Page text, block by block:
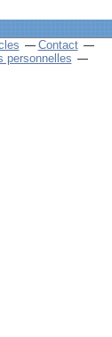
Contact
personnelles